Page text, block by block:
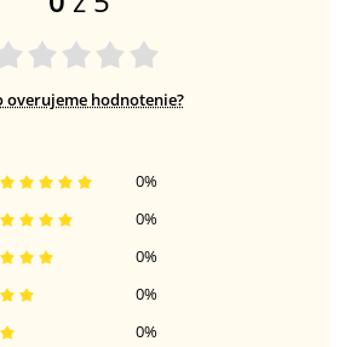
overujeme hodnotenie?
0%
0%
0%
0%
0%